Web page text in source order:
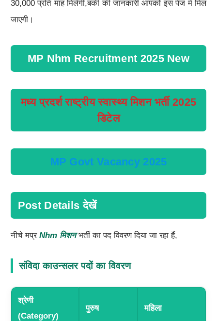
30,000 प्रति माह मिलेगी,बंकी की जानकारी आपको इस पेज में मिल
जाएगी।
MP Nhm Recruitment 2025 New
मध्य प्रदर्श राष्ट्रीय स्वास्थ्य मिशन भर्ती 2025
डिटेल
MP Govt Vacancy 2025
Post Details देखें
नीचे मप्र Nhm मिशनभर्ती का पद विवरण दिया जा रहा हैं,
संविदा काउन्सलर पदों का विवरण
श्रेणी
(Category)
पुरुष महिला